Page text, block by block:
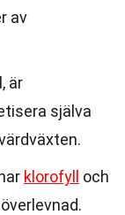
av
är
själva
klorofyll
och